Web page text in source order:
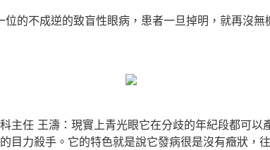
不成逆的致盲性眼病，患者一旦掉明，就再沒無
任 王濤：現實上青光眼它在分歧的年紀段都可以
目力殺手。它的特色就是說它發病很是沒有癥狀，